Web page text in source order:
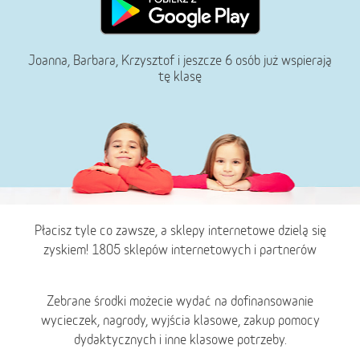
Joanna, Barbara, Krzysztof i jeszcze 6 osób już wspierają
tę klasę
Płacisz tyle co zawsze, a sklepy internetowe dzielą się
zyskiem! 1805 sklepów internetowych i partnerów
Zebrane środki możecie wydać na dofinansowanie
wycieczek, nagrody, wyjścia klasowe, zakup pomocy
dydaktycznych i inne klasowe potrzeby.